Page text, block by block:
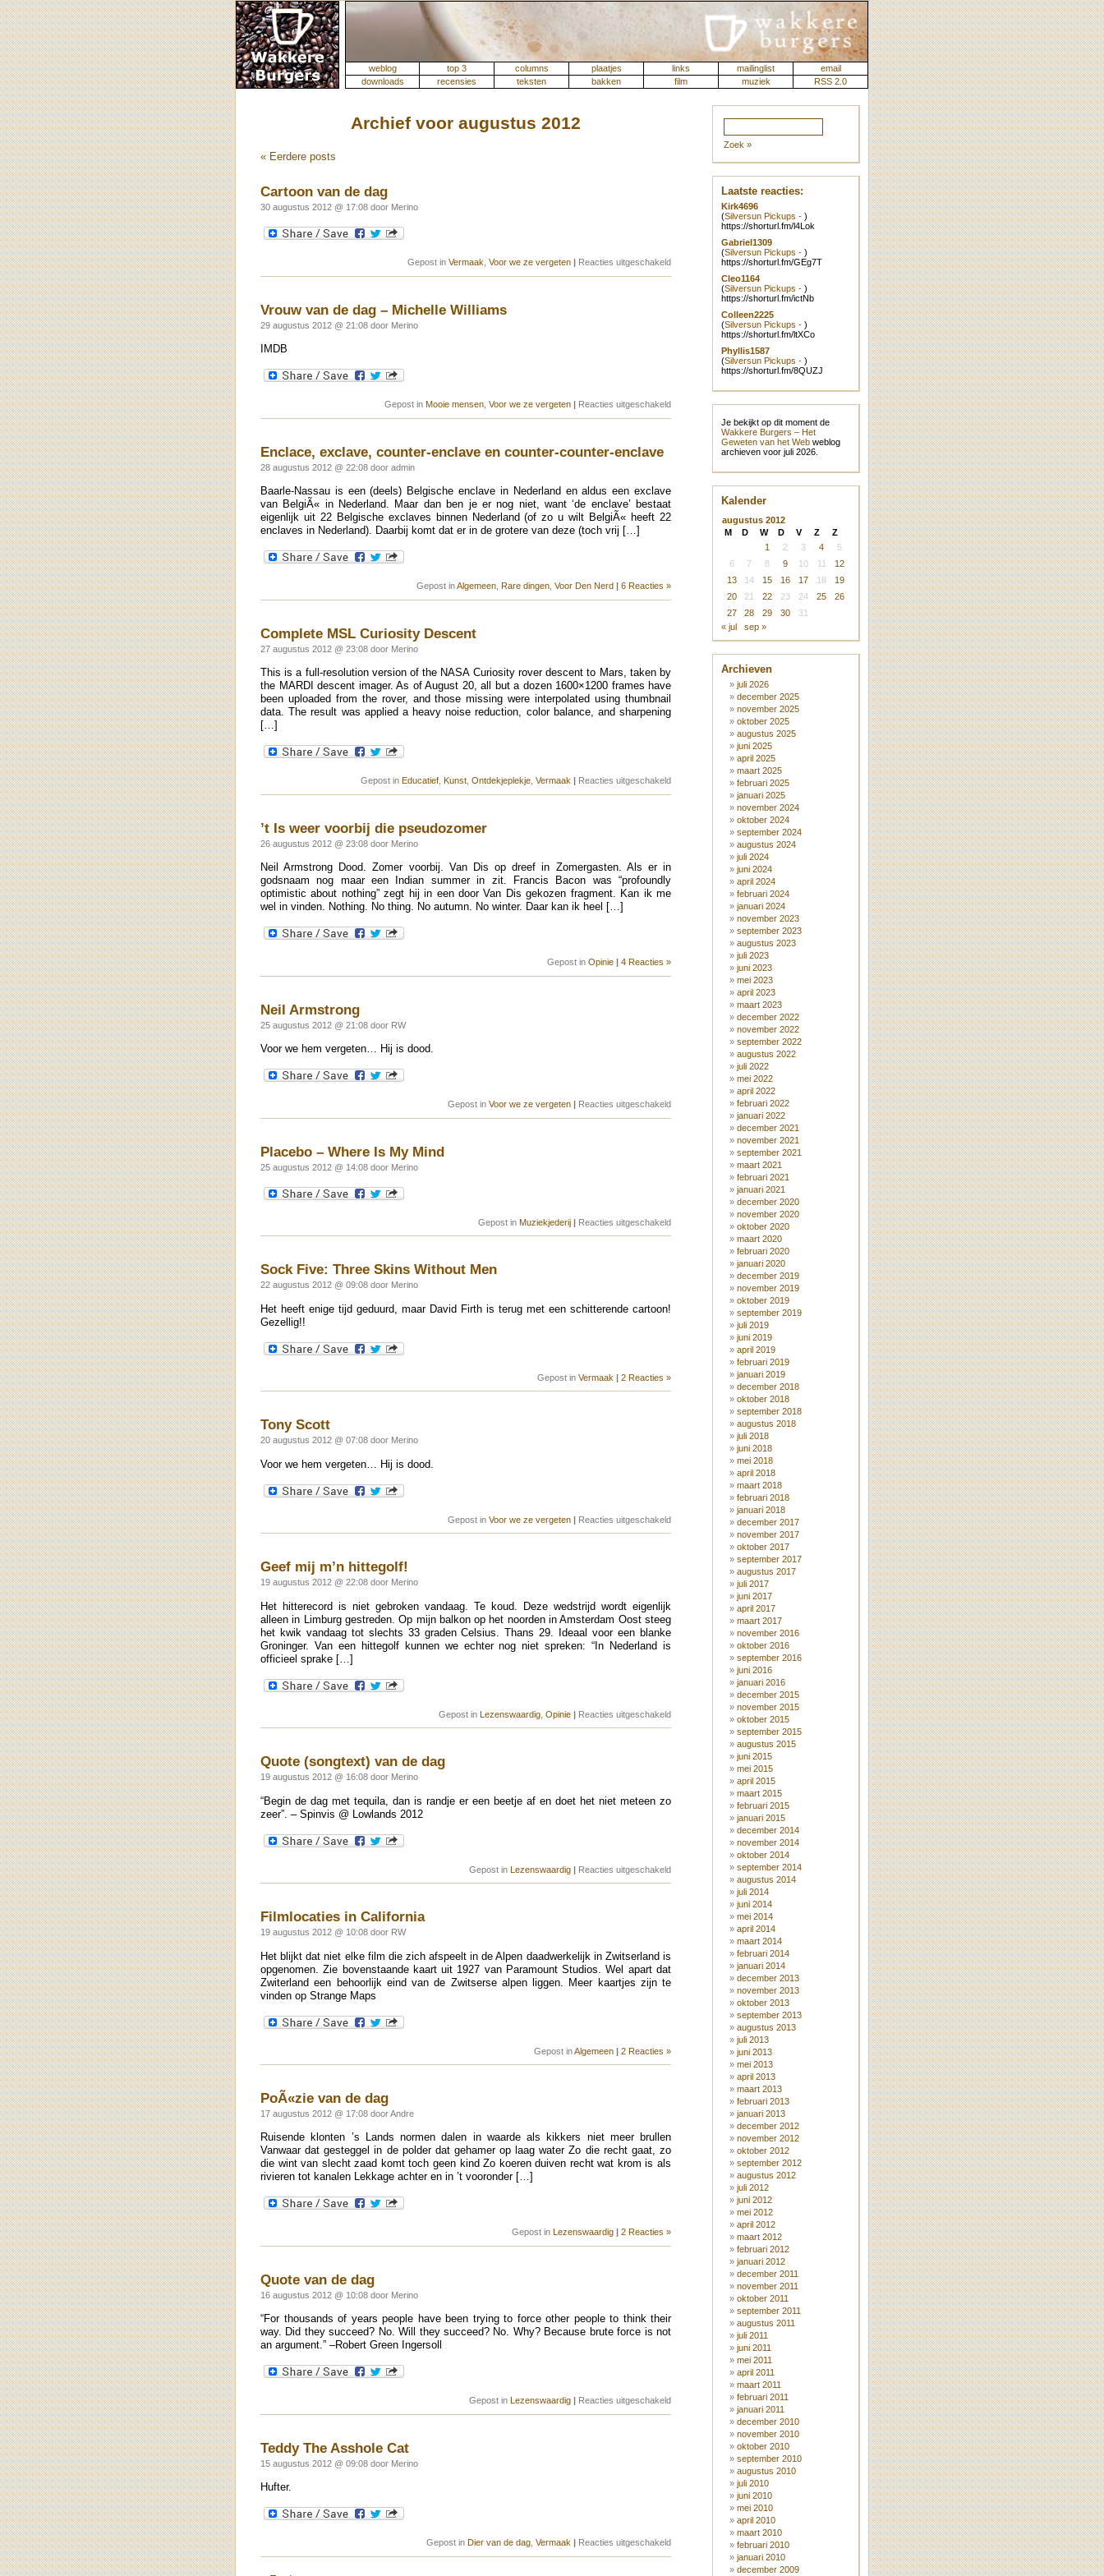
weblog top 3 columns plaatjes links mailinglist
email
downloads
recensies teksten bakken film muziek RSS 2.0
Archief voor augustus 2012
« Eerdere posts
Cartoon van de dag
30 augustus 2012 @ 17:08 door Merino
Gepost in Vermaak Voor we ze vergeten | Reacties uitgeschakeldvoor
Vrouw van de dag – Michelle Williams
29 augustus 2012 @ 21:08 door Merino
IMDB
Gepost in Mooie mensen Voor we ze vergeten | Reacties uitgeschakeldvoor
Enclace, exclave, counter-enclave en counter-counter-enclave
28 augustus 2012 @ 22:08 door admin
Baarle-Nassau is een (deels) Belgische enclave in Nederland en aldus een exclave
van BelgiÃ« in Nederland. Maar dan ben je er nog niet, want ‘de enclave’ bestaat
eigenlijk uit 22 Belgische exclaves binnen Nederland (of zo u wilt BelgiÃ« heeft 22
enclaves in Nederland). Daarbij komt dat er in de grotere van deze (toch vrij […]
Gepost inAlgemeen Rare dingen Voor Den Nerd | 6 Reacties »
Complete MSL Curiosity Descent
27 augustus 2012 @ 23:08 door Merino
This is a full-resolution version of the NASA Curiosity rover descent to Mars, taken by
the MARDI descent imager. As of August 20, all but a dozen 1600×1200 frames have
been uploaded from the rover, and those missing were interpolated using thumbnail
data. The result was applied a heavy noise reduction, color balance, and sharpening
[…]
Gepost in Educatief Kunst Ontdekjeplekje Vermaak | Reacties uitgeschakeldvoor
’t Is weer voorbij die pseudozomer
26 augustus 2012 @ 23:08 door Merino
Neil Armstrong Dood. Zomer voorbij. Van Dis op dreef in Zomergasten. Als er in
godsnaam nog maar een Indian summer in zit. Francis Bacon was “profoundly
optimistic about nothing” zegt hij in een door Van Dis gekozen fragment. Kan ik me
wel in vinden. Nothing. No thing. No autumn. No winter. Daar kan ik heel […]
Gepost in Opinie | 4 Reacties »
Neil Armstrong
25 augustus 2012 @ 21:08 door RW
Voor we hem vergeten… Hij is dood.
Gepost in Voor we ze vergeten | Reacties uitgeschakeldvoor
Placebo – Where Is My Mind
25 augustus 2012 @ 14:08 door Merino
Gepost in Muziekjederij | Reacties uitgeschakeldvoor
Sock Five: Three Skins Without Men
22 augustus 2012 @ 09:08 door Merino
Het heeft enige tijd geduurd, maar David Firth is terug met een schitterende cartoon!
Gezellig!!
Gepost in Vermaak | 2 Reacties »
Tony Scott
20 augustus 2012 @ 07:08 door Merino
Voor we hem vergeten… Hij is dood.
Gepost in Voor we ze vergeten | Reacties uitgeschakeldvoor
Geef mij m’n hittegolf!
19 augustus 2012 @ 22:08 door Merino
Het hitterecord is niet gebroken vandaag. Te koud. Deze wedstrijd wordt eigenlijk
alleen in Limburg gestreden. Op mijn balkon op het noorden in Amsterdam Oost steeg
het kwik vandaag tot slechts 33 graden Celsius. Thans 29. Ideaal voor een blanke
Groninger. Van een hittegolf kunnen we echter nog niet spreken: “In Nederland is
officieel sprake […]
Gepost in Lezenswaardig Opinie | Reacties uitgeschakeldvoor
Quote (songtext) van de dag
19 augustus 2012 @ 16:08 door Merino
“Begin de dag met tequila, dan is randje er een beetje af en doet het niet meteen zo
zeer”. – Spinvis @ Lowlands 2012
Gepost in Lezenswaardig | Reacties uitgeschakeldvoor
Filmlocaties in California
19 augustus 2012 @ 10:08 door RW
Het blijkt dat niet elke film die zich afspeelt in de Alpen daadwerkelijk in Zwitserland is
opgenomen. Zie bovenstaande kaart uit 1927 van Paramount Studios. Wel apart dat
Zwiterland een behoorlijk eind van de Zwitserse alpen liggen. Meer kaartjes zijn te
vinden op Strange Maps
Gepost inAlgemeen | 2 Reacties »
PoÃ«zie van de dag
17 augustus 2012 @ 17:08 door Andre
Ruisende klonten ’s Lands normen dalen in waarde als kikkers niet meer brullen
Vanwaar dat gesteggel in de polder dat gehamer op laag water Zo die recht gaat, zo
die wint van slecht zaad komt toch geen kind Zo koeren duiven recht wat krom is als
rivieren tot kanalen Lekkage achter en in ’t vooronder […]
Gepost in Lezenswaardig 2 Reacties »
Quote van de dag
16 augustus 2012 @ 10:08 door Merino
“For thousands of years people have been trying to force other people to think their
way. Did they succeed? No. Will they succeed? No. Why? Because brute force is not
an argument.” –Robert Green Ingersoll
Gepost in Lezenswaardig Reacties uitgeschakeldvoor
Teddy The Asshole Cat
15 augustus 2012 @ 09:08 door Merino
Hufter.
Gepost in Dier van de dag, Vermaak Reacties uitgeschakeldvoor
Zoek »
Laatste reacties:
Kirk4696
(Silversun Pickups - )
https://shorturl.fm/l4Lok
Gabriel1309
(Silversun Pickups - )
https://shorturl.fm/GEg7T
Cleo1164
(Silversun Pickups - )
https://shorturl.fm/ictNb
Colleen2225
(Silversun Pickups - )
https://shorturl.fm/ltXCo
Phyllis1587
(Silversun Pickups - )
https://shorturl.fm/8QUZJ
Je bekijkt op dit moment de
Wakkere Burgers – Het
Geweten van het Web weblog
archieven voor juli 2026.
Kalender
augustus 2012
M
D W D V Z
Z
1
2 3 4
5
6
7 8 9 10 11
12
13
14 15 16 17 18
19
20
21 22 23 24 25
26
27
28 29 30
31
« jul
sep »
Archieven
juli 2026
december 2025
november 2025
oktober 2025
augustus 2025
juni 2025
april 2025
maart 2025
februari 2025
januari 2025
november 2024
oktober 2024
september 2024
augustus 2024
juli 2024
juni 2024
april 2024
februari 2024
januari 2024
november 2023
september 2023
augustus 2023
juli 2023
juni 2023
mei 2023
april 2023
maart 2023
december 2022
november 2022
september 2022
augustus 2022
juli 2022
mei 2022
april 2022
februari 2022
januari 2022
december 2021
november 2021
september 2021
maart 2021
februari 2021
januari 2021
december 2020
november 2020
oktober 2020
maart 2020
februari 2020
januari 2020
december 2019
november 2019
oktober 2019
september 2019
juli 2019
juni 2019
april 2019
februari 2019
januari 2019
december 2018
oktober 2018
september 2018
augustus 2018
juli 2018
juni 2018
mei 2018
april 2018
maart 2018
februari 2018
januari 2018
december 2017
november 2017
oktober 2017
september 2017
augustus 2017
juli 2017
juni 2017
april 2017
maart 2017
november 2016
oktober 2016
september 2016
juni 2016
januari 2016
december 2015
november 2015
oktober 2015
september 2015
augustus 2015
juni 2015
mei 2015
april 2015
maart 2015
februari 2015
januari 2015
december 2014
november 2014
oktober 2014
september 2014
augustus 2014
juli 2014
juni 2014
mei 2014
april 2014
maart 2014
februari 2014
januari 2014
december 2013
november 2013
oktober 2013
september 2013
augustus 2013
juli 2013
juni 2013
mei 2013
april 2013
maart 2013
februari 2013
januari 2013
december 2012
november 2012
oktober 2012
september 2012
augustus 2012
juli 2012
juni 2012
mei 2012
april 2012
maart 2012
februari 2012
januari 2012
december 2011
november 2011
oktober 2011
september 2011
augustus 2011
juli 2011
juni 2011
mei 2011
april 2011
maart 2011
februari 2011
januari 2011
december 2010
november 2010
oktober 2010
september 2010
augustus 2010
juli 2010
juni 2010
mei 2010
april 2010
maart 2010
februari 2010
januari 2010
december 2009